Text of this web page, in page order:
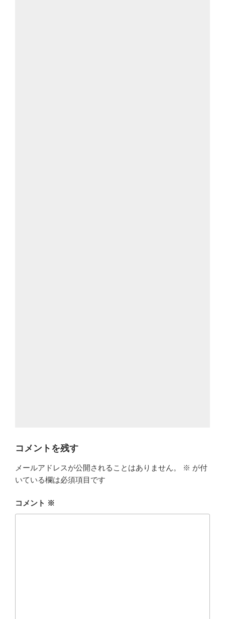
コメントを残す
メールアドレスが公開されることはありません。 ※ が付
いている欄は必須項目です
コメント ※